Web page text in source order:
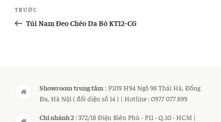
Điều
hướng
Bài
cũ
TRƯỚC
Túi Nam Đeo Chéo Da Bò KT12-CG
Showroom trung tâm : P109 H94 Ngõ 98 Thái Hà, Đống
Đa, Hà Nội ( đối diện số 14 ) | Hotline : 0977 077 899
Chi nhánh 2 : 372/18 Điện Biên Phủ - P11 - Q.10 - HCM |